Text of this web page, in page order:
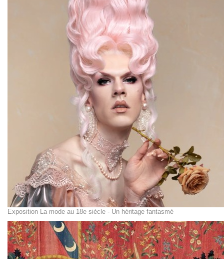
Exposition La mode au 18e siècle - Un héritage fantasmé